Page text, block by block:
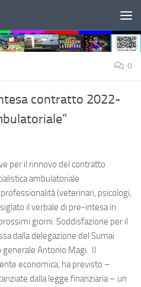
0
contratto 2022-
per il rinnovo del contratto
ambulatoriale
(veterinari, psicologi,
il verbale di pre-intesa in
giorni. Soddisfazione per il
dalla delegazione del Sumai
Antonio Magi. Il
economica, ha previsto –
dalla legge finanziaria – un